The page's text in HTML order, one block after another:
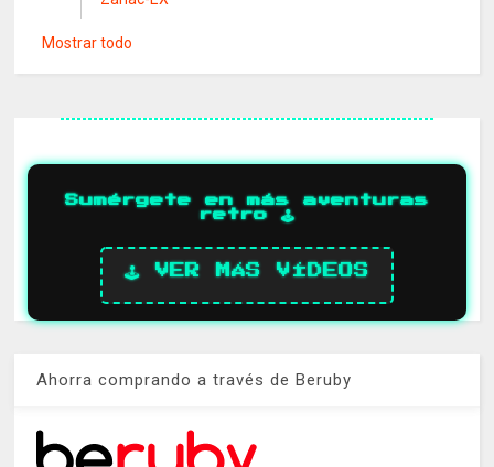
Mostrar todo
Sumérgete en más aventuras
retro 🕹️
🕹️ VER MÁS VÍDEOS
Ahorra comprando a través de Beruby